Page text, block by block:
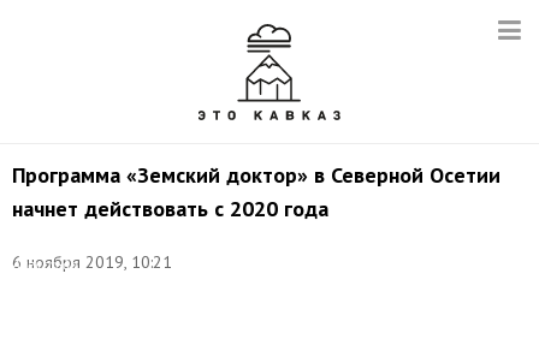
Программа «Земский доктор» в Северной Осетии
начнет действовать с 2020 года
6 ноября 2019, 10:21
Александр